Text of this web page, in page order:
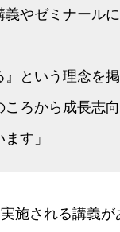
やゼミナール
という理念を
ろから成長志
す」
施される講義